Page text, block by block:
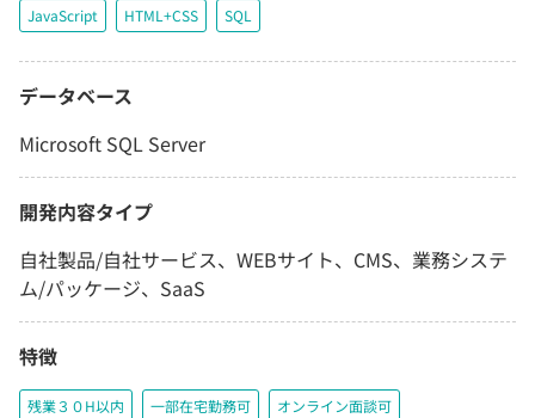
JavaScript HTML+CSS SQL
データベース
Microsoft SQL Server
開発内容タイプ
自社製品/自社サービス、WEBサイト、CMS、業務システ
ム/パッケージ、SaaS
特徴
残業３０H以内 一部在宅勤務可 オンライン面談可